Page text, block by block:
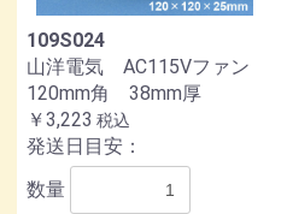
109S024
山洋電気 AC115Vファン
120mm角 38mm厚
￥3,223 税込
発送日目安：
数量